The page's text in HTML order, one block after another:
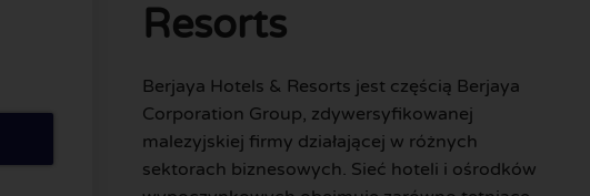
Resorts
Berjaya Hotels & Resorts jest częścią Berjaya
Corporation Group, zdywersyfikowanej
malezyjskiej firmy działającej w różnych
sektorach biznesowych. Sieć hoteli i ośrodków